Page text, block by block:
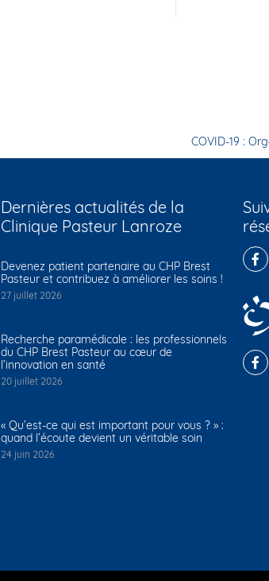
COVID-19 :
Dernières actualités de la
Clinique Pasteur Lanroze
Devenez patient partenaire au CHP Brest
Pasteur et contribuez à améliorer les soins !
27 juillet 2026
Recherche paramédicale : les professionnels
du CHP Brest Pasteur au cœur de
l’innovation en santé
20 juillet 2026
« Qu’est-ce qui est important pour vous ? » :
quand l’écoute devient un véritable soin
24 juin 2026